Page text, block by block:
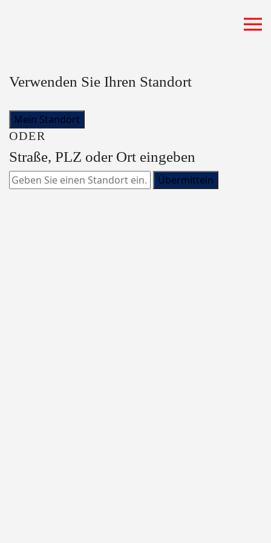
Verwenden Sie Ihren Standort
Mein Standort
ODER
Straße, PLZ oder Ort eingeben
Übermitteln